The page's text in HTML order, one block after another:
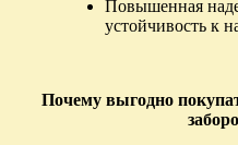
Повышенная
устойчивость к
Почему выгодно